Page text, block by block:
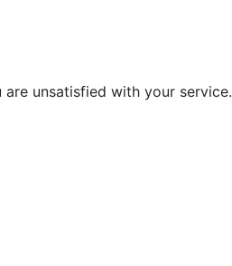
unsatisfied with your service.